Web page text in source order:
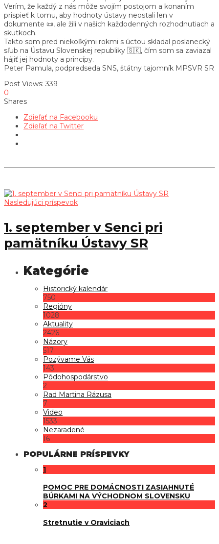
Verím, že každý z nás môže svojím postojom a konaním
prispieť k tomu, aby hodnoty ústavy neostali len v
dokumente 📜, ale žili v našich každodenných rozhodnutiach a
skutkoch.
Takto som pred niekoľkými rokmi s úctou skladal poslanecký
sľub na Ústavu Slovenskej republiky 🇸🇰, čím som sa zaviazal
hájiť jej hodnoty a princípy.
Peter Pamula, podpredseda SNS, štátny tajomník MPSVR SR
Post Views: 339
0
Shares
Zdieľať na Facebooku
Zdieľať na Twitter
Nasledujúci príspevok
1. september v Senci pri
pamätníku Ústavy SR
Historický kalendár
750
Regióny
1028
Aktuality
2426
Názory
517
Pozývame Vás
143
Pôdohospodárstvo
2
Rad Martina Rázusa
7
Video
1533
Nezaradené
16
POPULÁRNE PRÍSPEVKY
1
POMOC PRE DOMÁCNOSTI ZASIAHNUTÉ
BÚRKAMI NA VÝCHODNOM SLOVENSKU
2
Stretnutie v Oraviciach